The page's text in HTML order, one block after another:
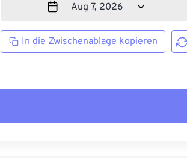
In die Zwischenablage kopieren